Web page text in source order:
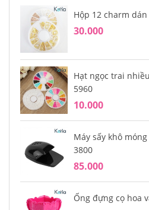
Hộp 12 charm
30.000
Hạt ngọc trai
5960
10.000
Máy sấy khô
3800
85.000
Ống đựng cọ hoa